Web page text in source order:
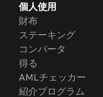
個人使用
財布
ステーキング
コンバータ
得る
AMLチェッカー
紹介プログラム